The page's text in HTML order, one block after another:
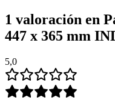
1 valoración en
447 x 365 mm
5,0